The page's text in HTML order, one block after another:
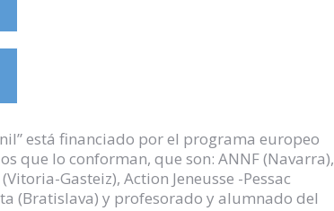
está financiado por el programa europeo
que lo conforman, que son: ANNF (Navarra),
Gasteiz), Action Jeneusse -Pessac
(Bratislava) y profesorado y alumnado del